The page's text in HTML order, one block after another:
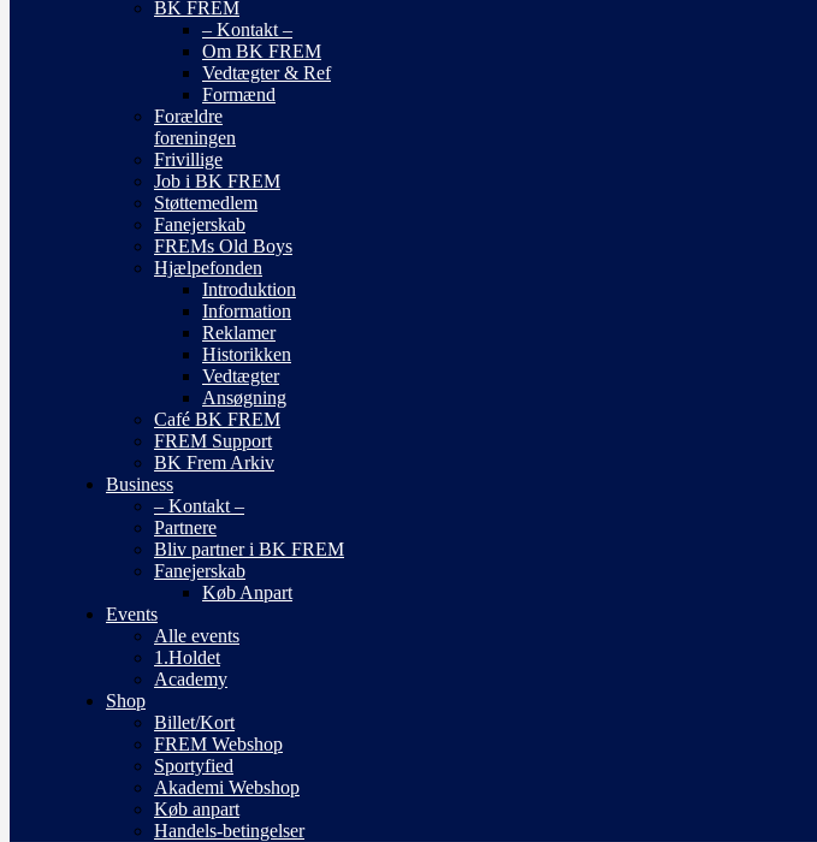
BK FREM
– Kontakt –
Om BK FREM
Vedtægter & Ref
Formænd
Forældre
foreningen
Frivillige
Job i BK FREM
Støttemedlem
Fanejerskab
FREMs Old Boys
Hjælpefonden
Introduktion
Information
Reklamer
Historikken
Vedtægter
Ansøgning
Café BK FREM
FREM Support
BK Frem Arkiv
Business
– Kontakt –
Partnere
Bliv partner i BK FREM
Fanejerskab
Køb Anpart
Events
Alle events
1.Holdet
Academy
Shop
Billet/Kort
FREM Webshop
Sportyfied
Akademi Webshop
Køb anpart
Handels-betingelser